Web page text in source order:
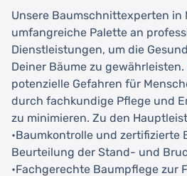
Unsere Baumschnittexperten in
umfangreiche Palette an
Dienstleistungen, um die
Deiner Bäume zu gewährleisten.
potenzielle Gefahren für
durch fachkundige Pflege und
zu minimieren. Zu den
•Baumkontrolle und zertifizierte
Beurteilung der Stand- und
•Fachgerechte Baumpflege zur